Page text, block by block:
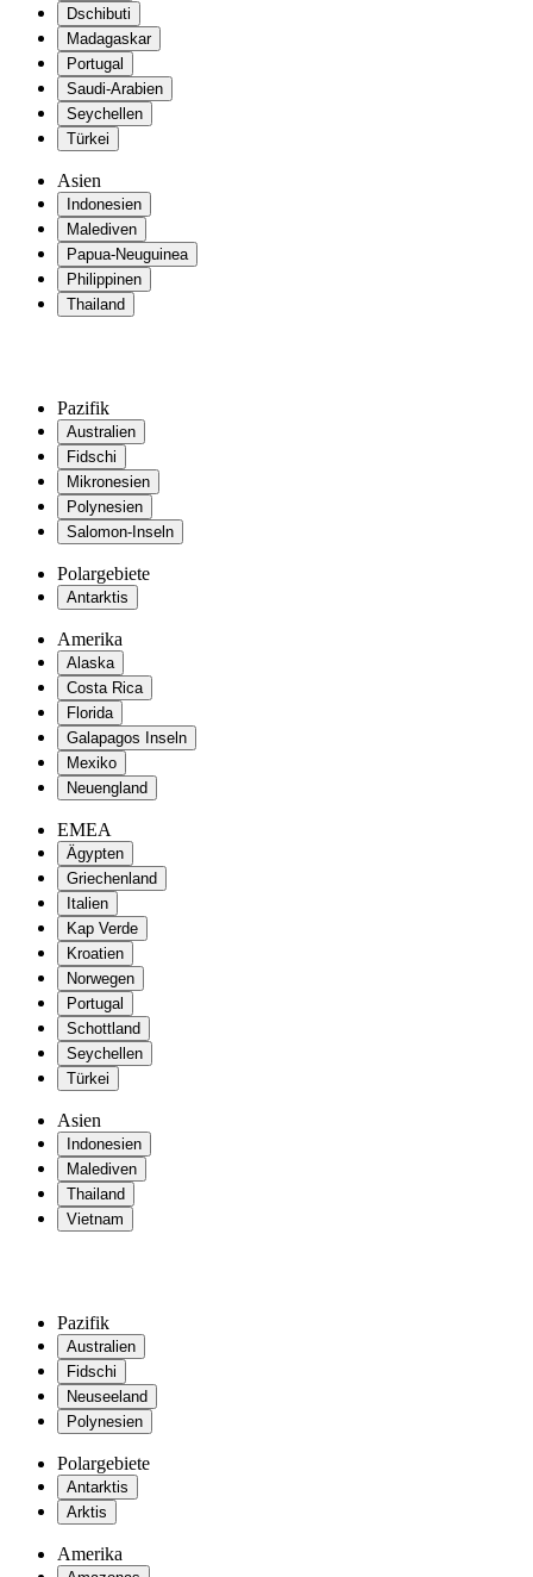
Dschibuti
Madagaskar
Portugal
Saudi-Arabien
Seychellen
Türkei
Asien
Indonesien
Malediven
Papua-Neuguinea
Philippinen
Thailand
Pazifik
Australien
Fidschi
Mikronesien
Polynesien
Salomon-Inseln
Polargebiete
Antarktis
Amerika
Alaska
Costa Rica
Florida
Galapagos Inseln
Mexiko
Neuengland
EMEA
Ägypten
Griechenland
Italien
Kap Verde
Kroatien
Norwegen
Portugal
Schottland
Seychellen
Türkei
Asien
Indonesien
Malediven
Thailand
Vietnam
Pazifik
Australien
Fidschi
Neuseeland
Polynesien
Polargebiete
Antarktis
Arktis
Amerika